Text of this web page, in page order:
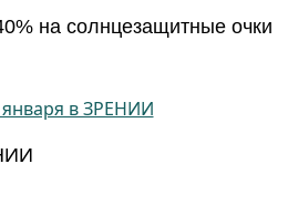
на солнцезащитные очки